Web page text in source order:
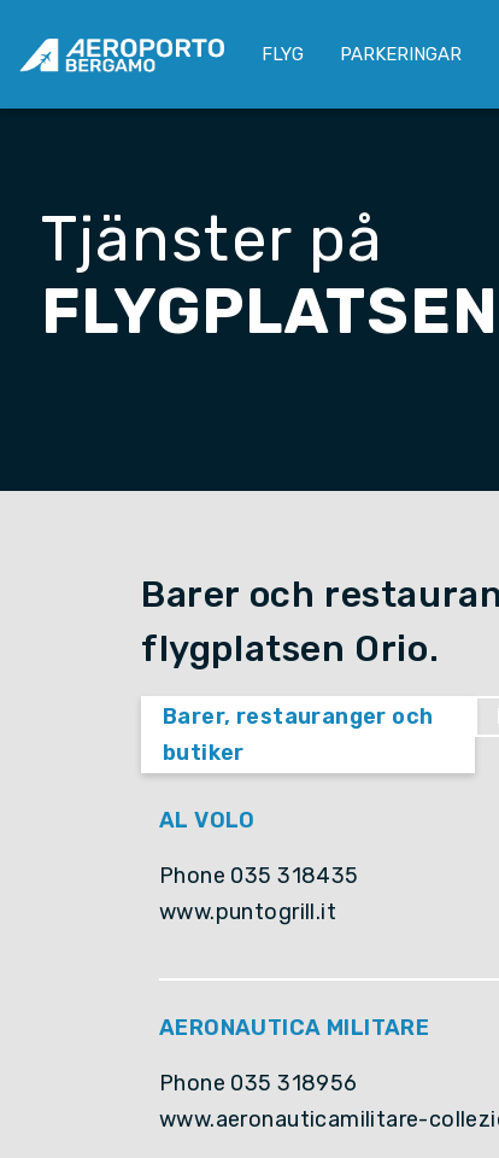
FLYG PARKERINGAR
Tjänster på
FLYGPLATSEN
Barer och
flygplatsen Orio.
Barer, restauranger och
butiker
AL VOLO
Phone 035 318435
www.puntogrill.it
AERONAUTICA MILITARE
Phone 035 318956
www.aeronauticamilitare-